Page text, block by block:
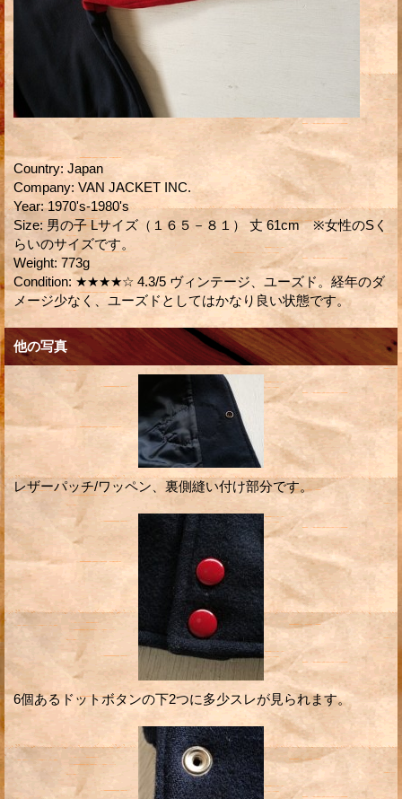
Country: Japan
Company: VAN JACKET INC.
Year: 1970's-1980's
Size: 男の子 Lサイズ（１６５－８１） 丈 61cm ※女性のSく
らいのサイズです。
Weight: 773g
Condition: ★★★★☆ 4.3/5 ヴィンテージ、ユーズド。経年のダ
メージ少なく、ユーズドとしてはかなり良い状態です。
他の写真
レザーパッチ/ワッペン、裏側縫い付け部分です。
6個あるドットボタンの下2つに多少スレが見られます。